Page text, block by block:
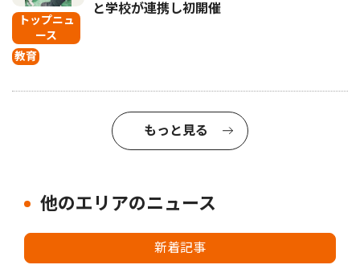
トップニュ
ース
教育
と学校が連携し初開催
もっと見る
他のエリアのニュース
新着記事